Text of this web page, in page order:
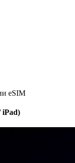
eSIM
iPad)